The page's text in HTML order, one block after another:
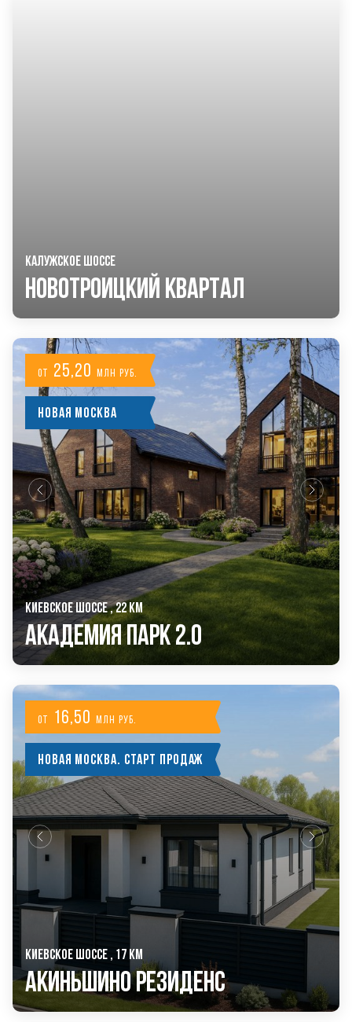
КАЛУЖСКОЕ ШОССЕ
Новотроицкий Квартал
от 25,20 млн руб.
Новая Москва
КИЕВСКОЕ ШОССЕ , 22 КМ
Академия Парк 2.0
от 16,50 млн руб.
Новая Москва. Старт продаж
КИЕВСКОЕ ШОССЕ , 17 КМ
Акиньшино Резиденс